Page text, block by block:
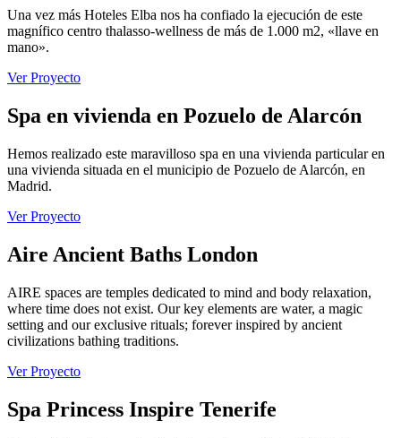
Una vez más Hoteles Elba nos ha confiado la ejecución de este
magnífico centro thalasso-wellness de más de 1.000 m2, «llave en
mano».
Ver Proyecto
Spa en vivienda en Pozuelo de Alarcón
Hemos realizado este maravilloso spa en una vivienda particular en
una vivienda situada en el municipio de Pozuelo de Alarcón, en
Madrid.
Ver Proyecto
Aire Ancient Baths London
AIRE spaces are temples dedicated to mind and body relaxation,
where time does not exist. Our key elements are water, a magic
setting and our exclusive rituals; forever inspired by ancient
civilizations bathing traditions.
Ver Proyecto
Spa Princess Inspire Tenerife